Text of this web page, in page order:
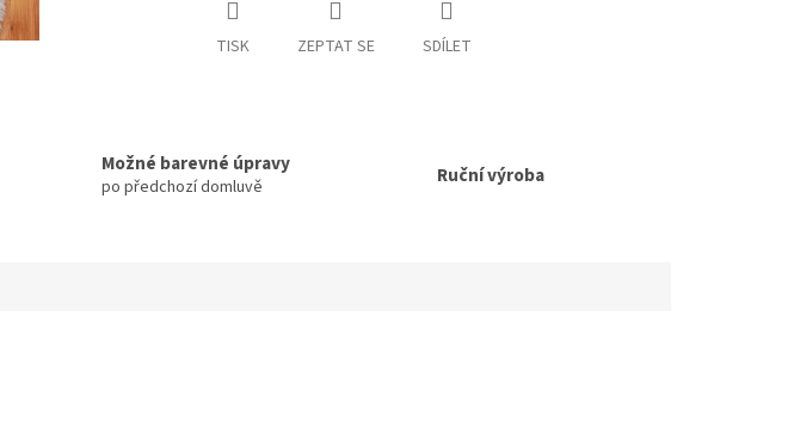
TISK ZEPTAT SE SDÍLET
Možné barevné úpravy
po předchozí domluvě Ruční výroba